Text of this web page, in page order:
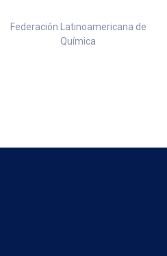
Federación Latinoamericana de
Química